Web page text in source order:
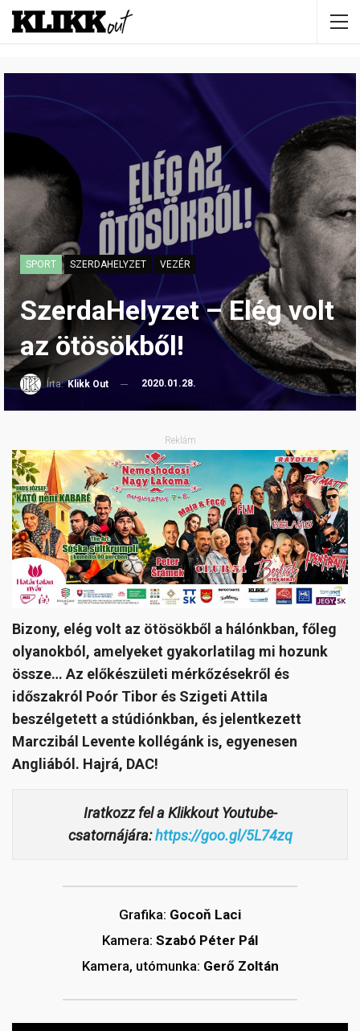
SPORT SZERDAHELYZET VEZÉR
SzerdaHelyzet – Elég volt
az ötösökből!
Írta:Klikk Out 2020.01.28.
Reklám
Bizony, elég volt az ötösökből a hálónkban, főleg
olyanokból, amelyeket gyakorlatilag mi hozunk
össze… Az előkészületi mérkőzésekről és
időszakról Poór Tibor és Szigeti Attila
beszélgetett a stúdiónkban, és jelentkezett
Marczibál Levente kollégánk is, egyenesen
Angliából. Hajrá, DAC!
Iratkozz fel a Klikkout Youtube-
csatornájára:https://goo.gl/5L74zq
Grafika: Gocoň Laci
Kamera: Szabó Péter Pál
Kamera, utómunka: Gerő Zoltán